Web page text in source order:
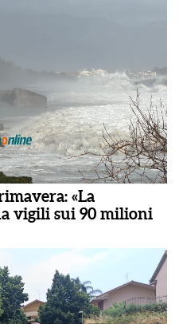
«La
vigili sui 90 milioni